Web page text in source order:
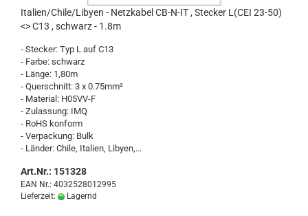
Ita­li­en/Chile/Li­by­en - Netz­ka­bel CB-​N-IT , Ste­cker L(CEI 23-50)
<> C13 , schwarz - 1.8m
- Ste­cker: Typ L auf C13
- Farbe: schwarz
- Länge: 1,80m
- Quer­schnitt: 3 x 0.75mm²
- Ma­te­ri­al: H05VV-​F
- Zu­las­sung: IMQ
- RoHS kon­form
- Ver­pa­ckung: Bulk
- Län­der: Chile, Ita­li­en, Li­by­en,...
Art.Nr.: 151328
EAN Nr.: 4032528012995
Lieferzeit:
Lagernd